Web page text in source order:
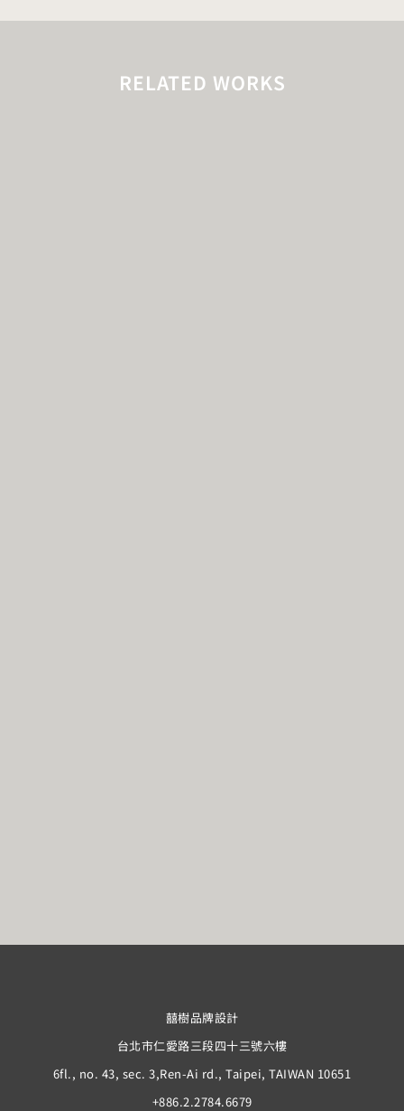
RELATED WORKS
囍樹品牌設計
台北市仁愛路三段四十三號六樓
6fl., no. 43, sec. 3,Ren-Ai rd., Taipei, TAIWAN 10651
+886.2.2784.6679